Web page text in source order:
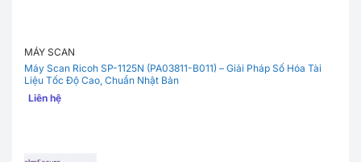
MÁY SCAN
Máy Scan Ricoh SP-1125N (PA03811-B011) – Giải Pháp Số Hóa Tài
Liệu Tốc Độ Cao, Chuẩn Nhật Bản
Liên hệ